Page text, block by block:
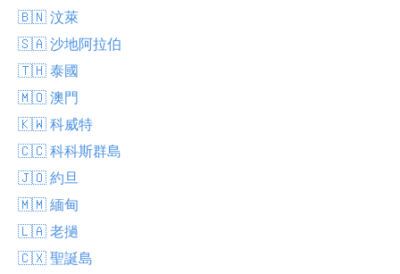
🇧🇳 汶萊
🇸🇦 沙地阿拉伯
🇹🇭 泰國
🇲🇴 澳門
🇰🇼 科威特
🇨🇨 科科斯群島
🇯🇴 約旦
🇲🇲 緬甸
🇱🇦 老撾
🇨🇽 聖誕島